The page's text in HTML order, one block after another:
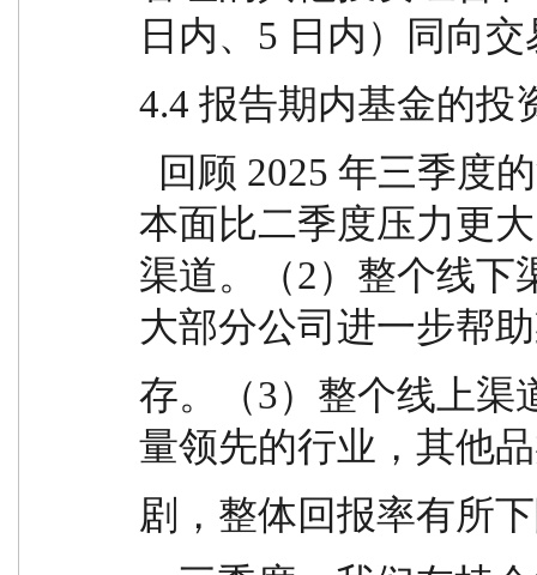
日内、5 日内）同向
4.4 报告期内基金的投
本面比二季度压力更
渠道。（2）整个线下
大部分公司进一步帮
存。（3）整个线上渠
量领先的行业，其他
剧，整体回报率有所